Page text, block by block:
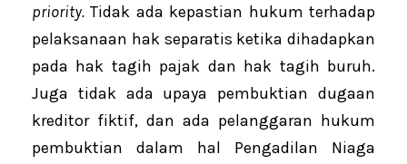
priority.Tidak ada kepastian hukum terhadap
pelaksanaan hak separatis ketika dihadapkan
pada hak tagih pajak dan hak tagih buruh.
Juga tidak ada upaya pembuktian dugaan
kreditor fiktif, dan ada pelanggaran hukum
pembuktian dalam hal Pengadilan Niaga